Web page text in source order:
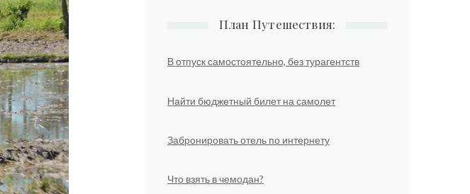
План Путешествия:
В отпуск самостоятельно, без турагентств
Найти бюджетный билет на самолет
Забронировать отель по интернету
Что взять в чемодан?